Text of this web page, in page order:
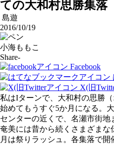
ての大和村思勝集落
島遊
2016/10/19
小海ももこ
Share-
Facebook
X(旧
私はIターンで、大和村の思勝
始めてもうすぐ5か月になる。
センターの近くで、名瀬市街地
奄美には昔から続くさまざま
月は祭りラッシュ。各集落で